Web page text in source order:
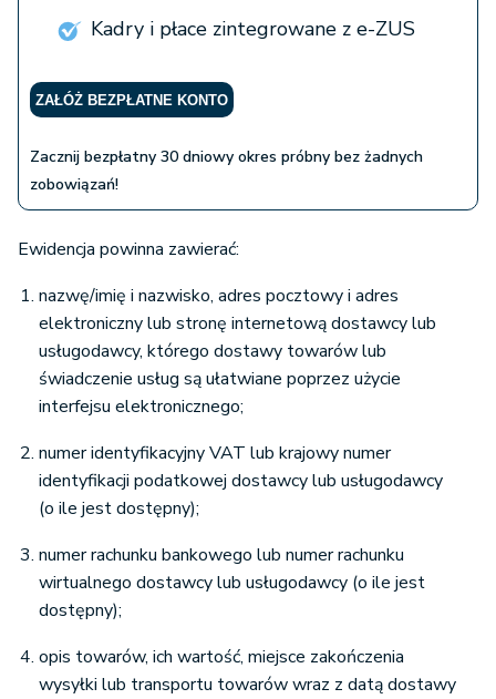
Kadry i płace zintegrowane z e-ZUS
ZAŁÓŻ BEZPŁATNE KONTO
Zacznij bezpłatny 30 dniowy okres próbny bez żadnych
zobowiązań!
Ewidencja powinna zawierać:
nazwę/imię i nazwisko, adres pocztowy i adres
elektroniczny lub stronę internetową dostawcy lub
usługodawcy, którego dostawy towarów lub
świadczenie usług są ułatwiane poprzez użycie
interfejsu elektronicznego;
numer identyfikacyjny VAT lub krajowy numer
identyfikacji podatkowej dostawcy lub usługodawcy
(o ile jest dostępny);
numer rachunku bankowego lub numer rachunku
wirtualnego dostawcy lub usługodawcy (o ile jest
dostępny);
opis towarów, ich wartość, miejsce zakończenia
wysyłki lub transportu towarów wraz z datą dostawy